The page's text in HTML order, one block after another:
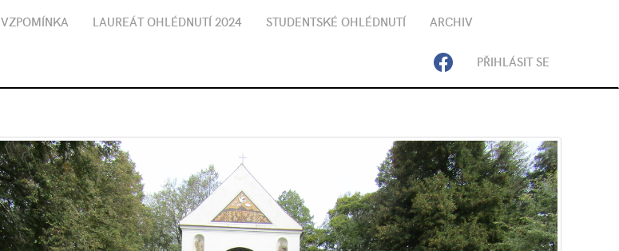
VZPOMÍNKA LAUREÁT OHLÉDNUTÍ 2024 STUDENTSKÉ OHLÉDNUTÍ ARCHIV
PŘIHLÁSIT SE